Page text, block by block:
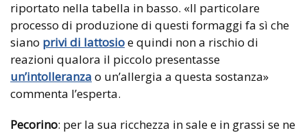
riportato nella tabella in basso. «Il particolare
processo di produzione di questi formaggi fa sì che
siano privi di lattosioe quindi non a rischio di
reazioni qualora il piccolo presentasse
un’intolleranza o un’allergia a questa sostanza»
commenta l’esperta.
Pecorino: per la sua ricchezza in sale e in grassi se ne